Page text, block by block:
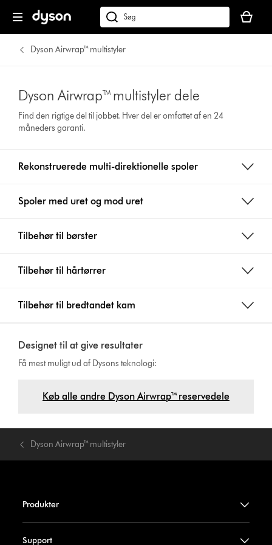
Søg
på
dyson.dk
er
tom
Dyson Airwrap™ multistyler
Dyson Airwrap™ multistyler dele
Find den rigtige del til jobbet. Hver del er omfattet af en 24
måneders garanti.
Rekonstruerede multi-direktionelle spoler
Spoler med uret og mod uret
Tilbehør til børster
Tilbehør til hårtørrer
Tilbehør til bredtandet kam
Designet til at give resultater
Få mest muligt ud af Dysons teknologi:
Køb alle andre Dyson Airwrap™ reservedele
Dyson Airwrap™ multistyler
Produkter
Support